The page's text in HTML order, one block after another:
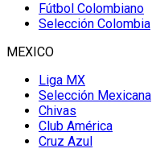
Fútbol Colombiano
Selección Colombia
MEXICO
Liga MX
Selección Mexicana
Chivas
Club América
Cruz Azul